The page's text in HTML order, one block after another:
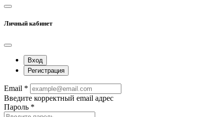
Личный кабинет
Вход
Регистрация
Email *
Введите корректный email адрес
Пароль *